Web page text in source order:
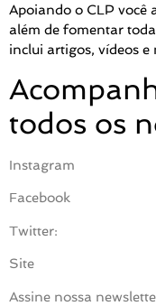
Apoiando o CLP você
além de fomentar
inclui artigos, vídeos e
todos os
Instagram
Facebook
Twitter:
Site
Assine nossa